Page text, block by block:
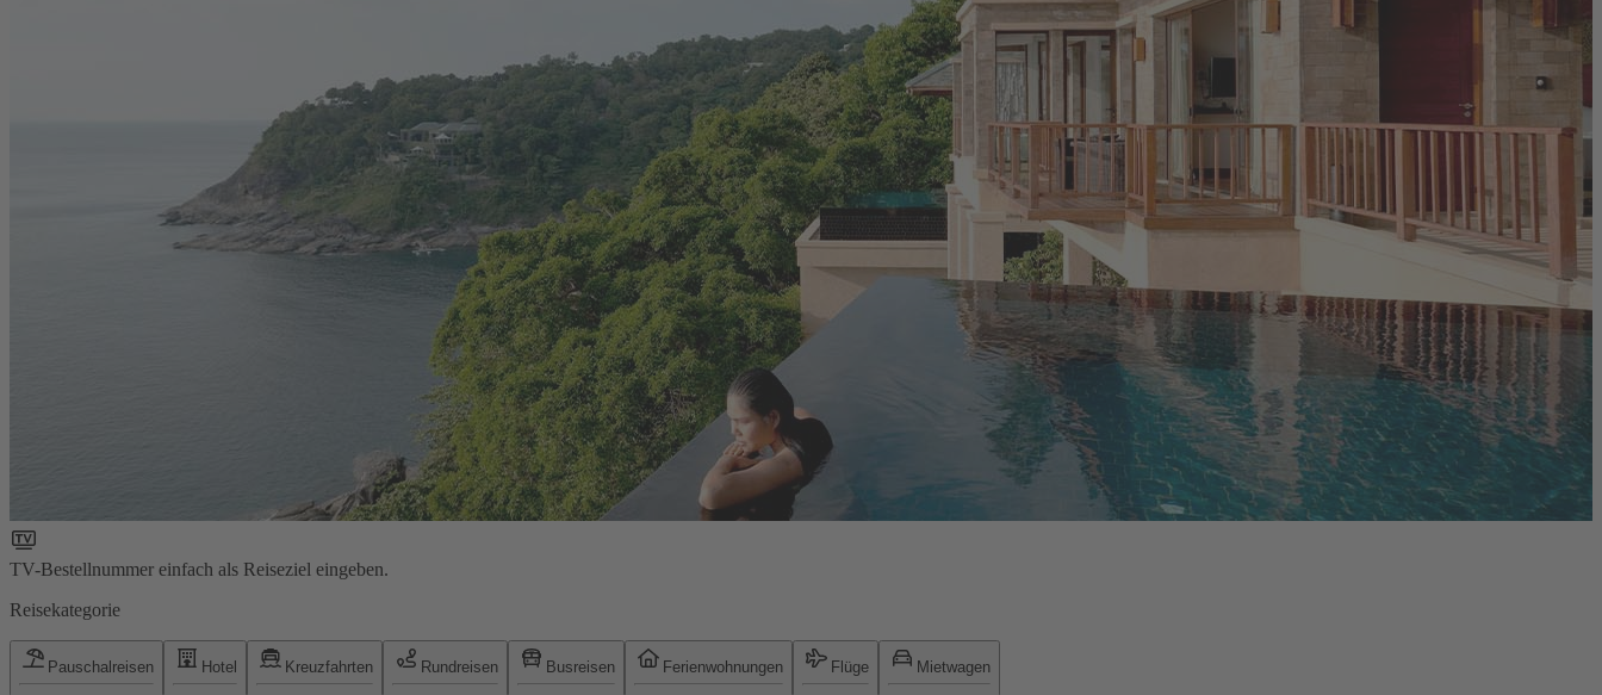
TV-Bestellnummer einfach als Reiseziel eingeben.
Reisekategorie
Pauschalreisen Hotel Kreuzfahrten Rundreisen Busreisen Ferienwohnungen Flüge Mietwagen